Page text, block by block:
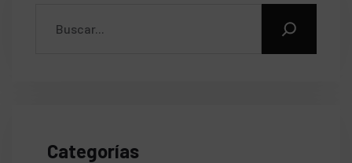
Categorías